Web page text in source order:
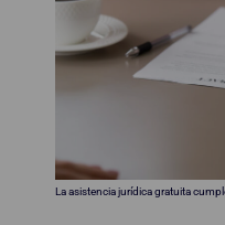
La asistencia jurídica gratuita